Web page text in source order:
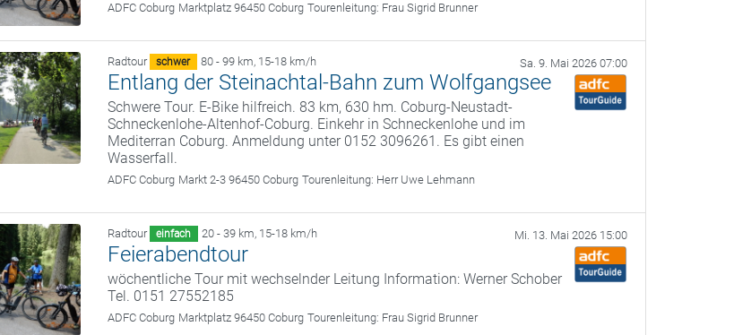
ADFC Coburg Marktplatz 96450 Coburg Tourenleitung: Frau Sigrid Brunner
Radtour schwer 80 - 99 km, 15-18 km/h Sa. 9. Mai 2026 07:00
Entlang der Steinachtal-Bahn zum Wolfgangsee
Schwere Tour. E-Bike hilfreich. 83 km, 630 hm. Coburg-Neustadt-
Schneckenlohe-Altenhof-Coburg. Einkehr in Schneckenlohe und im
Mediterran Coburg. Anmeldung unter 0152 3096261. Es gibt einen
Wasserfall.
ADFC Coburg Markt 2-3 96450 Coburg Tourenleitung: Herr Uwe Lehmann
Radtour einfach 20 - 39 km, 15-18 km/h Mi. 13. Mai 2026 15:00
Feierabendtour
wöchentliche Tour mit wechselnder Leitung Information: Werner Schober
Tel. 0151 27552185
ADFC Coburg Marktplatz 96450 Coburg Tourenleitung: Frau Sigrid Brunner